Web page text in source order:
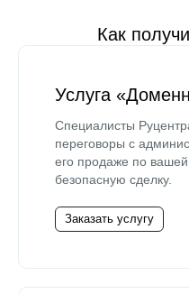
Как
Услуга
Специалисты
переговоры с
его продаже по
безопасную сделку.
Заказать услугу